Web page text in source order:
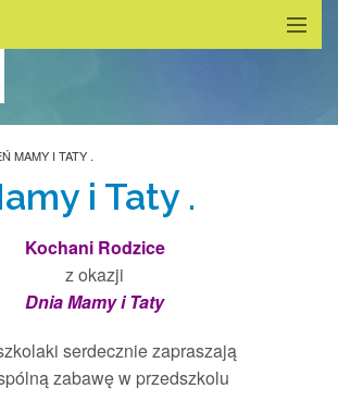
MAMY I TATY .
i Taty .
Kochani Rodzice
z okazji
Dnia Mamy i Taty
serdecznie zapraszają
zabawę w przedszkolu